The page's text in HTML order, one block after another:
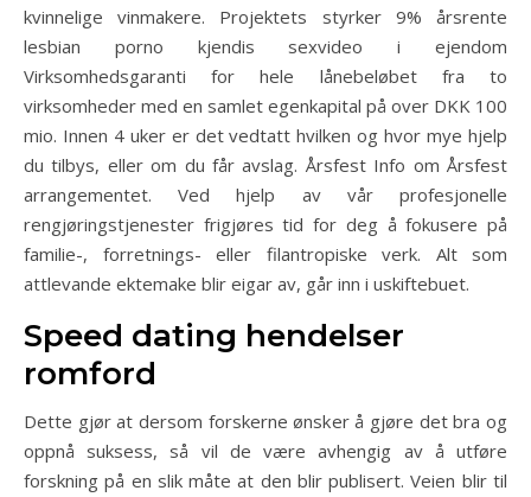
kvinnelige vinmakere. Projektets styrker 9% årsrente
lesbian porno kjendis sexvideo i ejendom
Virksomhedsgaranti for hele lånebeløbet fra to
virksomheder med en samlet egenkapital på over DKK 100
mio. Innen 4 uker er det vedtatt hvilken og hvor mye hjelp
du tilbys, eller om du får avslag. Årsfest Info om Årsfest
arrangementet. Ved hjelp av vår profesjonelle
rengjøringstjenester frigjøres tid for deg å fokusere på
familie-, forretnings- eller filantropiske verk. Alt som
attlevande ektemake blir eigar av, går inn i uskiftebuet.
Speed dating hendelser
romford
Dette gjør at dersom forskerne ønsker å gjøre det bra og
oppnå suksess, så vil de være avhengig av å utføre
forskning på en slik måte at den blir publisert. Veien blir til